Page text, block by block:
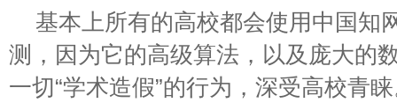
基本上所有的高校都会使用中国知
测，因为它的高级算法，以及庞大的
一切“学术造假”的行为，深受高校青